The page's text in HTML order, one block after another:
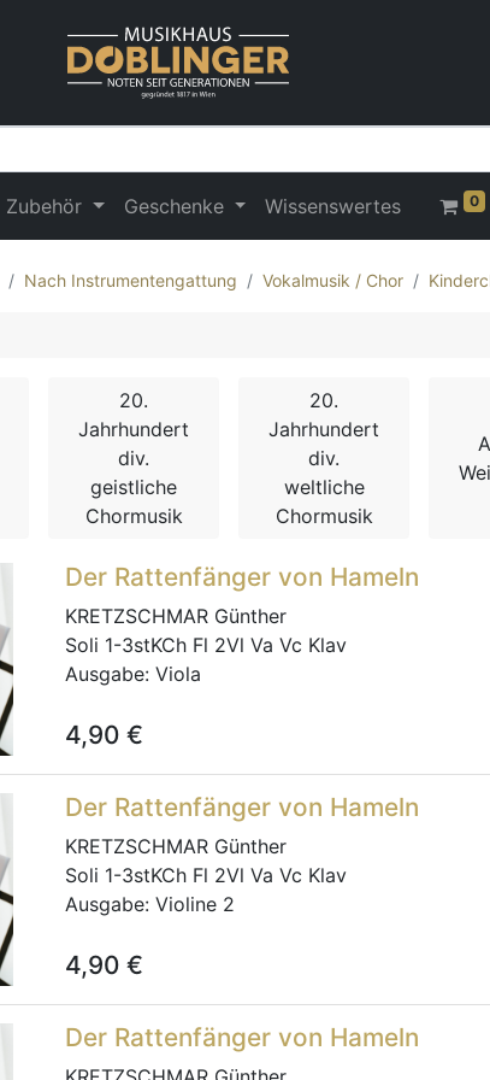
Zubehör Geschenke Wissenswertes 0
Nach Instrumentengattung Vokalmusik / Chor
20.
Jahrhundert
div.
geistliche
Chormusik
20.
Jahrhundert
div.
weltliche
Chormusik
Der Rattenfänger von Hameln
KRETZSCHMAR Günther
Soli 1-3stKCh Fl 2Vl Va Vc Klav
Ausgabe: Viola
4,90 €
Der Rattenfänger von Hameln
KRETZSCHMAR Günther
Soli 1-3stKCh Fl 2Vl Va Vc Klav
Ausgabe: Violine 2
4,90 €
Der Rattenfänger von Hameln